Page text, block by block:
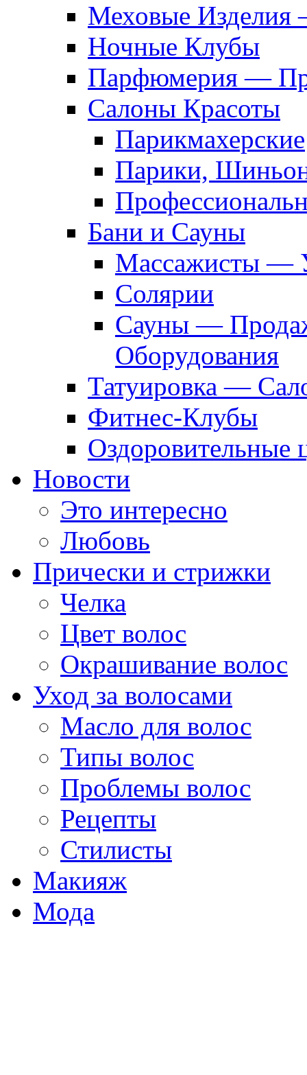
Меховые Изделия
Ночные Клубы
Парфюмерия —
Салоны Красоты
Парикмахерские
Парики,
Бани и Сауны
Массажисты —
Солярии
Сауны —
Оборудования
Татуировка —
Фитнес-Клубы
Оздоровительные
Новости
Это интересно
Любовь
Прически и стрижки
Челка
Цвет волос
Окрашивание волос
Уход за волосами
Масло для волос
Типы волос
Проблемы волос
Рецепты
Стилисты
Макияж
Мода